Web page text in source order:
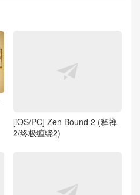
[iOS/PC] Zen Bound 2 (释禅
2/终极缠绕2)